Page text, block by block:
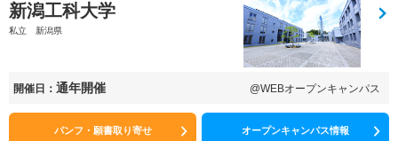
新潟工科大学
私立 新潟県
開催日： 通年開催 @WEBオープンキャンパス
パンフ・願書取り寄せ オープンキャンパス情報